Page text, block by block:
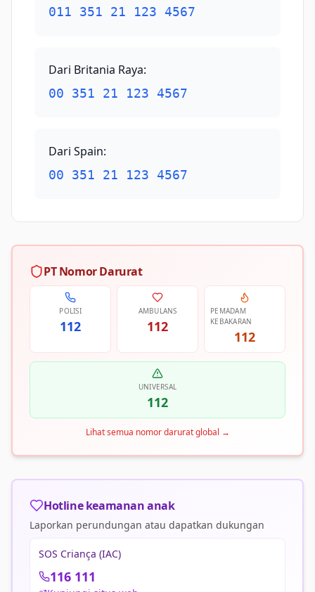
011 351 21 123 4567
Dari Britania Raya:
00 351 21 123 4567
Dari Spain:
00 351 21 123 4567
PT Nomor Darurat
POLISI
112
AMBULANS
112
PEMADAM
KEBAKARAN
112
UNIVERSAL
112
Lihat semua nomor darurat global →
Hotline keamanan anak
Laporkan perundungan atau dapatkan dukungan
SOS Criança (IAC)
116 111